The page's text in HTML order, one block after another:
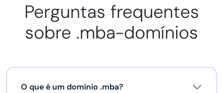
Perguntas frequentes
sobre .mba-domínios
O que é um domínio .mba?